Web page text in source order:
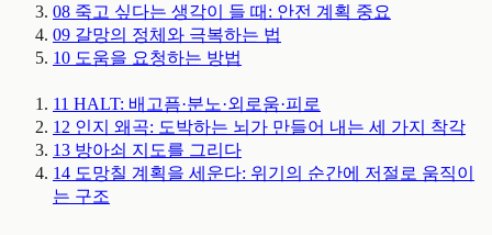
08 죽고 싶다는 생각이 들 때: 안전 계획 중요
09 갈망의 정체와 극복하는 법
10 도움을 요청하는 방법
11 HALT: 배고픔·분노·외로움·피로
12 인지 왜곡: 도박하는 뇌가 만들어 내는 세 가지 착각
13 방아쇠 지도를 그리다
14 도망칠 계획을 세운다: 위기의 순간에 저절로 움직이
는 구조